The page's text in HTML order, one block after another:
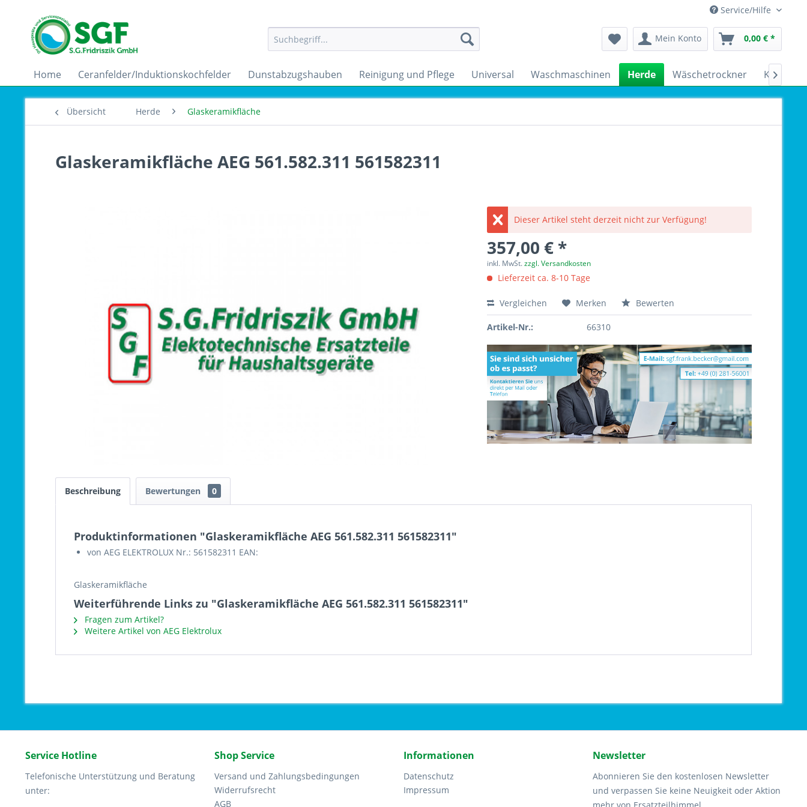
Service/Hilfe
Mein Konto 0,00 € *
Home Ceranfelder/Induktionskochfelder Dunstabzugshauben Reinigung und Pflege Universal Waschmaschinen Herde Wäschetrockner 
Übersicht Herde Glaskeramikfläche
Glaskeramikfläche AEG 561.582.311 561582311
Dieser Artikel steht derzeit nicht zur Verfügung!
357,00 € *
inkl. MwSt.zzgl. Versandkosten
Lieferzeit ca. 8-10 Tage
Vergleichen Merken Bewerten
Artikel-Nr.: 66310
Beschreibung Bewertungen 0
Produktinformationen "Glaskeramikfläche AEG 561.582.311 561582311"
von AEG ELEKTROLUX Nr.: 561582311 EAN:
Glaskeramikfläche
Weiterführende Links zu "Glaskeramikfläche AEG 561.582.311 561582311"
Fragen zum Artikel?
Weitere Artikel von AEG Elektrolux
Service Hotline
Telefonische Unterstützung und Beratung
unter:
Shop Service
Versand und Zahlungsbedingungen
Widerrufsrecht
AGB
Informationen
Datenschutz
Impressum
Newsletter
Abonnieren Sie den kostenlosen Newsletter
und verpassen Sie keine Neuigkeit oder Aktion